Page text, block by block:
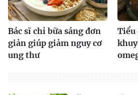
Bác sĩ chỉ bữa sáng đơn
giản giúp giảm nguy cơ
ung thư
Tiểu